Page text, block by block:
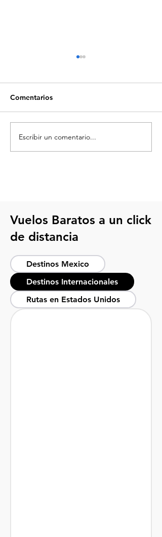
Volaris anuncia nueva
ruta Tijuana - Las Vegas
Comentarios
Escribir un comentario...
Vuelos Baratos a un click
de distancia
Destinos Mexico
Destinos Internacionales
Rutas en Estados Unidos